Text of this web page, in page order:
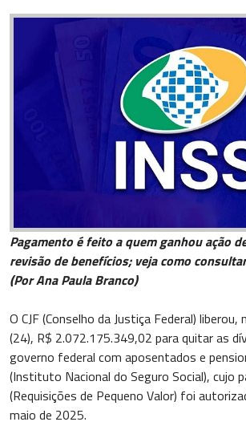
Pagamento é feito a quem ganhou ação
revisão de benefícios; veja como
(Por Ana Paula Branco)
O CJF (Conselho da Justiça Federal)
(24), R$ 2.072.175.349,02 para quitar as
governo federal com aposentados e
(Instituto Nacional do Seguro Social), cujo
(Requisições de Pequeno Valor) foi
maio de 2025.